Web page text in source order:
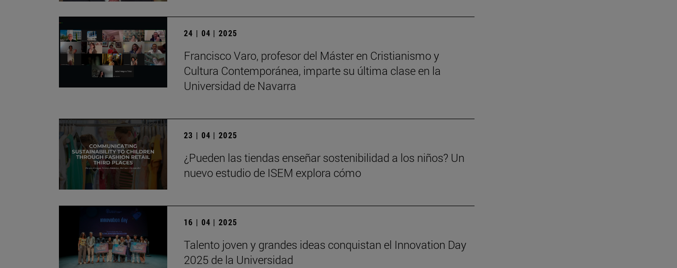
24 | 04 | 2025
Francisco Varo, profesor del Máster en Cristianismo y
Cultura Contemporánea, imparte su última clase en la
Universidad de Navarra
23 | 04 | 2025
¿Pueden las tiendas enseñar sostenibilidad a los niños? Un
nuevo estudio de ISEM explora cómo
16 | 04 | 2025
Talento joven y grandes ideas conquistan el Innovation Day
2025 de la Universidad